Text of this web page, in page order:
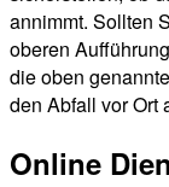
annimmt. Sollten
oberen
die oben
den Abfall vor Ort
Online